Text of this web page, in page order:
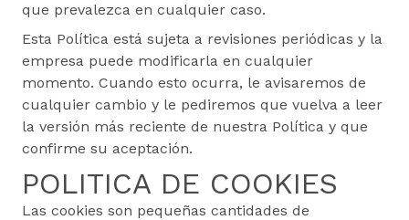
que prevalezca en cualquier caso.
Esta Política está sujeta a revisiones periódicas y la
empresa puede modificarla en cualquier
momento. Cuando esto ocurra, le avisaremos de
cualquier cambio y le pediremos que vuelva a leer
la versión más reciente de nuestra Política y que
confirme su aceptación.
POLITICA DE COOKIES
Las cookies son pequeñas cantidades de